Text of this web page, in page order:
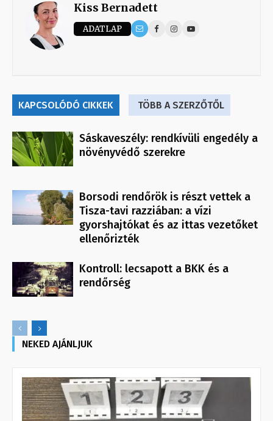
Kiss Bernadett
ADATLAP
KAPCSOLÓDÓ CIKKEK TÖBB A SZERZŐTŐL
Sáskaveszély: rendkívüli engedély a
növényvédő szerekre
Borsodi rendőrök is részt vettek a
Tisza-tavi razziában: a vízi
gyorshajtókat és az ittas vezetőket
ellenőrizték
Kontroll: lecsapott a BKK és a
rendőrség
NEKED AJÁNLJUK